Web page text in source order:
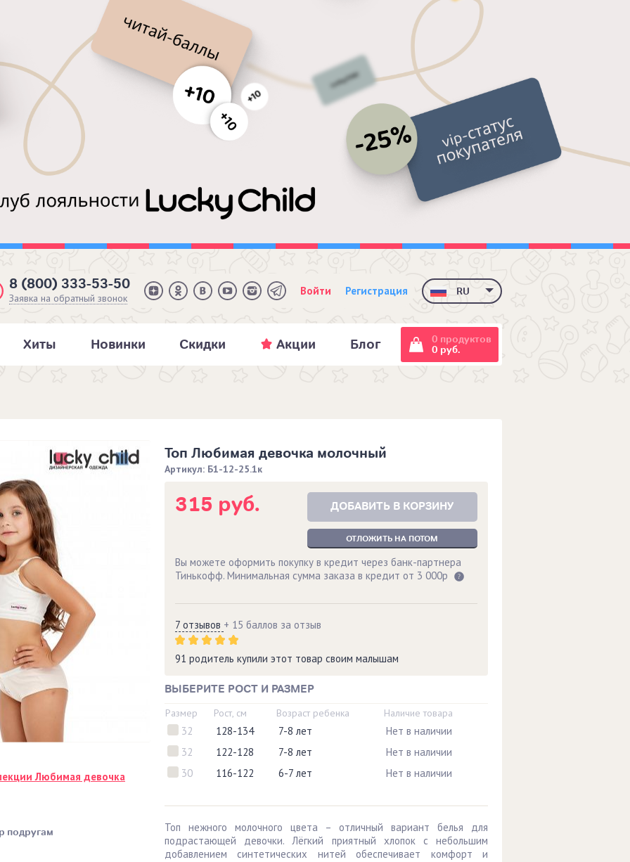
8 (800) 333-53-50
Заявка на обратный звонок
Войти Регистрация RU
Хиты Новинки Скидки Акции Блог
0 продуктов
0 руб.
Любимая девочка
подругам
Топ Любимая девочка молочный
Артикул: Б1-12-25.1к
315 руб. ДОБАВИТЬ В КОРЗИНУ
ОТЛОЖИТЬ НА ПОТОМ
Вы можете оформить покупку в кредит через банк-партнера
Тинькофф. Минимальная сумма заказа в кредит от 3 000р
7 отзывов + 15 баллов за отзыв
91 родитель купили этот товар своим малышам
ВЫБЕРИТЕ РОСТ И РАЗМЕР
Размер Рост, см Возраст ребенка Наличие товара
32 128-134 7-8 лет
Нет в наличии
32
122-128 7-8 лет
Нет в наличии
30
116-122 6-7 лет Нет в наличии
Топ нежного молочного цвета – отличный вариант белья для
подрастающей девочки. Лёгкий приятный хлопок с небольшим
добавлением синтетических нитей обеспечивает комфорт и